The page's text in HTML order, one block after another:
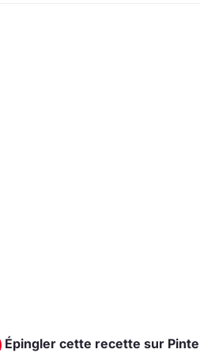
Épingler cette recette sur